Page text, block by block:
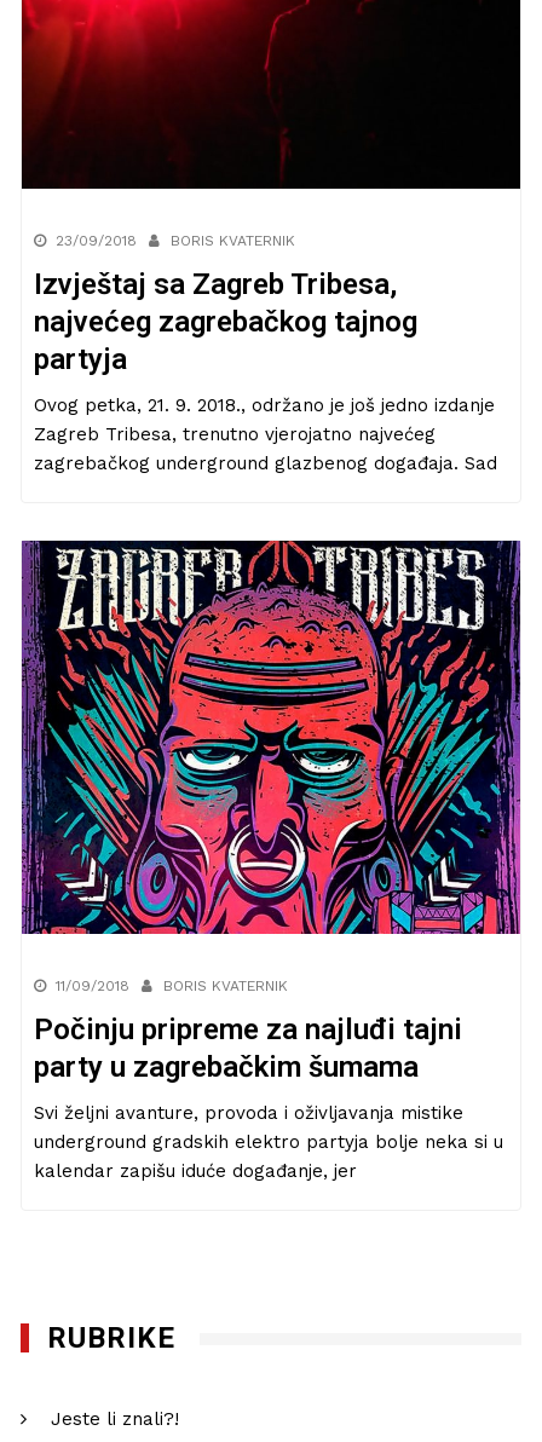
23/09/2018 BORIS KVATERNIK
Izvještaj sa Zagreb Tribesa,
najvećeg zagrebačkog tajnog
partyja
Ovog petka, 21. 9. 2018., održano je još jedno izdanje
Zagreb Tribesa, trenutno vjerojatno najvećeg
zagrebačkog underground glazbenog događaja. Sad
11/09/2018 BORIS KVATERNIK
Počinju pripreme za najluđi tajni
party u zagrebačkim šumama
Svi željni avanture, provoda i oživljavanja mistike
underground gradskih elektro partyja bolje neka si u
kalendar zapišu iduće događanje, jer
RUBRIKE
Jeste li znali?!